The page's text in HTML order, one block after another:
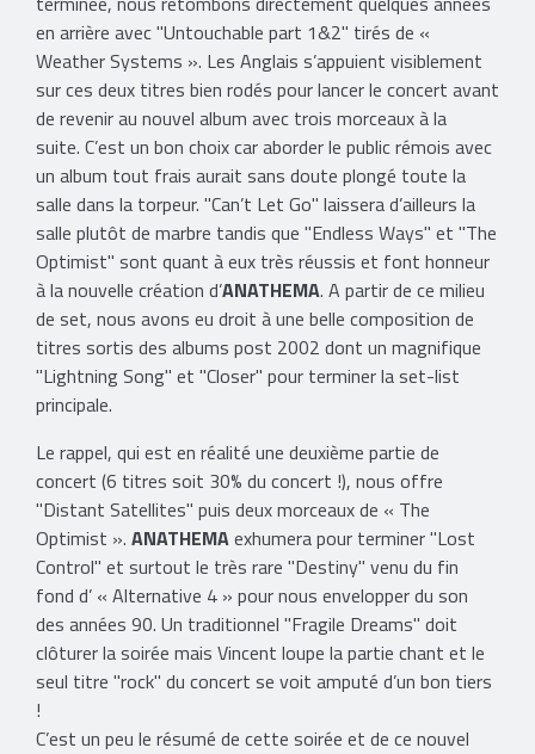
en arrière avec "Untouchable part 1&2" tirés de «
Weather Systems ». Les Anglais s’appuient visiblement
sur ces deux titres bien rodés pour lancer le concert avant
de revenir au nouvel album avec trois morceaux à la
suite. C’est un bon choix car aborder le public rémois avec
un album tout frais aurait sans doute plongé toute la
salle dans la torpeur. "Can’t Let Go" laissera d’ailleurs la
salle plutôt de marbre tandis que "Endless Ways" et "The
Optimist" sont quant à eux très réussis et font honneur
à la nouvelle création d’ANATHEMA. A partir de ce milieu
de set, nous avons eu droit à une belle composition de
titres sortis des albums post 2002 dont un magnifique
"Lightning Song" et "Closer" pour terminer la set-list
principale.
Le rappel, qui est en réalité une deuxième partie de
concert (6 titres soit 30% du concert !), nous offre
"Distant Satellites" puis deux morceaux de « The
Optimist ». ANATHEMAexhumera pour terminer "Lost
Control" et surtout le très rare "Destiny" venu du fin
fond d’ « Alternative 4 » pour nous envelopper du son
des années 90. Un traditionnel "Fragile Dreams" doit
clôturer la soirée mais Vincent loupe la partie chant et le
seul titre "rock" du concert se voit amputé d’un bon tiers
!
C’est un peu le résumé de cette soirée et de ce nouvel